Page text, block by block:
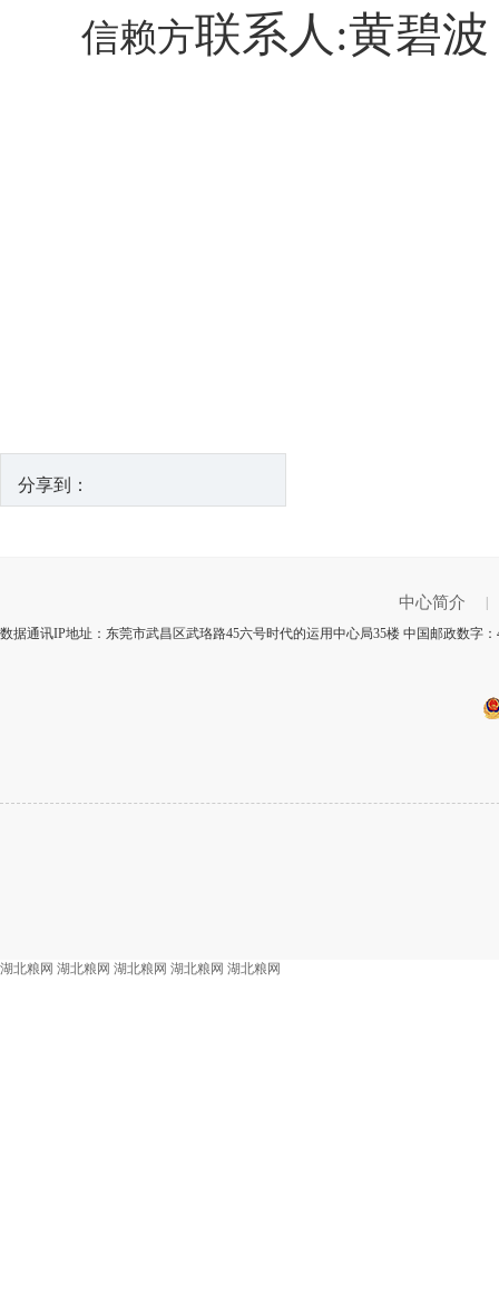
信赖方联系人:黄碧波
分享到：
中心简介
数据通讯IP地址：东莞市武昌区武珞路45六号时代的运用中心局35楼 中国邮政数字
湖北粮网 湖北粮网 湖北粮网 湖北粮网 湖北粮网